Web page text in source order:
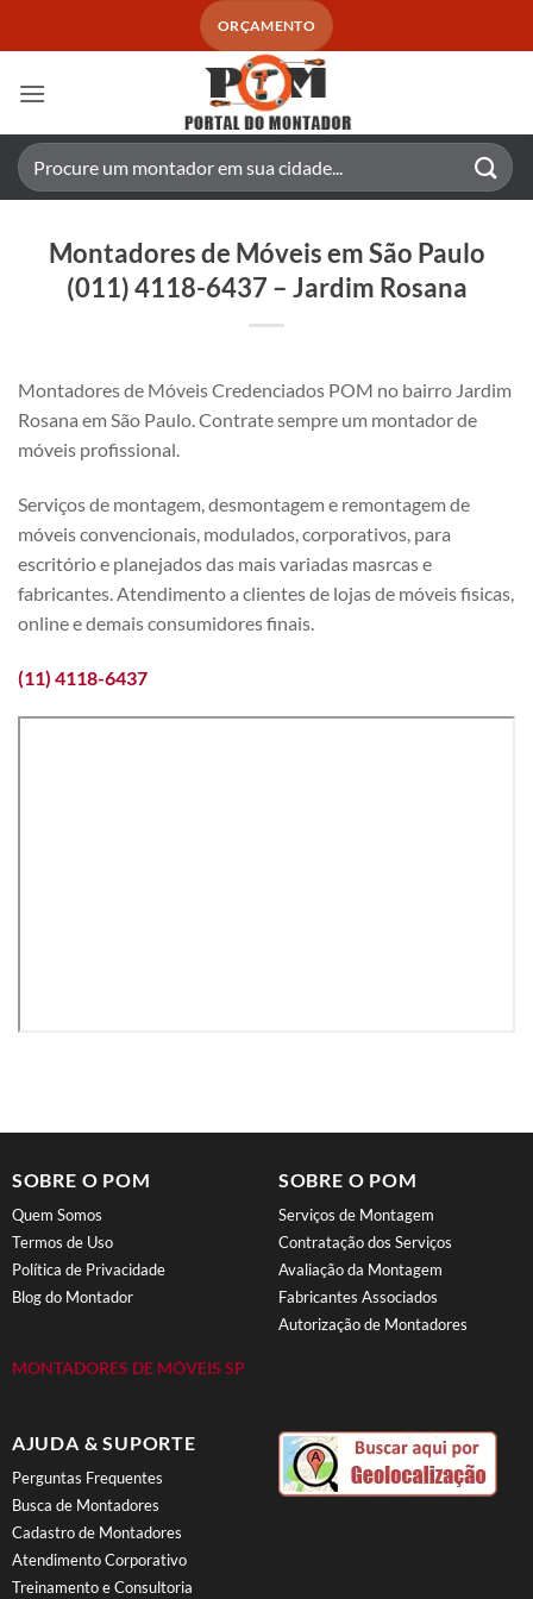
ORÇAMENTO
Pesquisar
por:
Montadores de Móveis em São Paulo
(011) 4118-6437 – Jardim Rosana
Montadores de Móveis Credenciados POM no bairro Jardim
Rosana em São Paulo. Contrate sempre um montador de
móveis profissional.
Serviços de montagem, desmontagem e remontagem de
móveis convencionais, modulados, corporativos, para
escritório e planejados das mais variadas masrcas e
fabricantes. Atendimento a clientes de lojas de móveis fisicas,
online e demais consumidores finais.
(11) 4118-6437
SOBRE O POM
Quem Somos
Termos de Uso
Política de Privacidade
Blog do Montador
MONTADORES DE MÓVEIS SP
SOBRE O POM
Serviços de Montagem
Contratação dos Serviços
Avaliação da Montagem
Fabricantes Associados
Autorização de Montadores
AJUDA & SUPORTE
Perguntas Frequentes
Busca de Montadores
Cadastro de Montadores
Atendimento Corporativo
Treinamento e Consultoria